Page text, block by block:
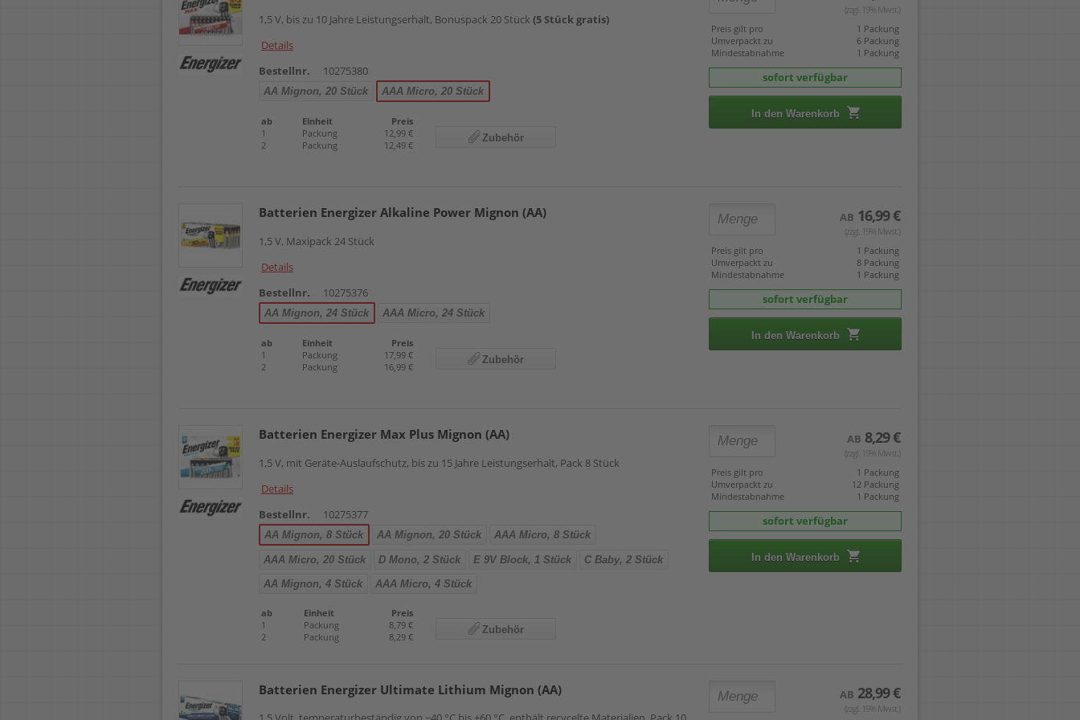
1,5 V, bis zu 10 Jahre Leistungserhalt, Bonuspack 20 Stück (5 Stück gratis)
Details
Bestellnr.
10275380
AA Mignon, 20 Stück AAA Micro, 20 Stück
ab Einheit
Preis
1
Packung
12,99 €
2
Packung 12,49 €
Zubehör
(zzgl. 19% Mwst.)
Preis gilt pro
1 Packung
Umverpackt zu
6 Packung
Mindestabnahme
1 Packung
sofort verfügbar
In den Warenkorb
Batterien Energizer Alkaline Power Mignon (AA)
1,5 V, Maxipack 24 Stück
Details
Bestellnr.
10275376
AA Mignon, 24 Stück AAA Micro, 24 Stück
ab Einheit
Preis
1
Packung
17,99 €
2
Packung 16,99 €
Zubehör
AB 16,99 €
(zzgl. 19% Mwst.)
Preis gilt pro
1 Packung
Umverpackt zu
8 Packung
Mindestabnahme
1 Packung
sofort verfügbar
In den Warenkorb
Batterien Energizer Max Plus Mignon (AA)
1,5 V, mit Geräte-Auslaufschutz, bis zu 15 Jahre Leistungserhalt, Pack 8 Stück
Details
Bestellnr.
10275377
AA Mignon, 8 Stück AA Mignon, 20 Stück AAA Micro, 8 Stück
AAA Micro, 20 Stück D Mono, 2 Stück E 9V Block, 1 Stück
C Baby, 2 Stück
AA Mignon, 4 Stück
AAA Micro, 4 Stück
ab Einheit
Preis
1
Packung
8,79 €
2
Packung 8,29 €
Zubehör
AB 8,29 €
(zzgl. 19% Mwst.)
Preis gilt pro
1 Packung
Umverpackt zu
12 Packung
Mindestabnahme
1 Packung
sofort verfügbar
In den Warenkorb
Batterien Energizer Ultimate Lithium Mignon (AA) AB 28,99 €
(zzgl. 19% Mwst.)